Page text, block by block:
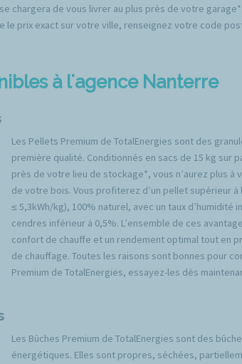
chargera de vous livrer au plus près de votre
le prix exact sur votre ville, renseignez votre code
à l'agence Nanterre
Les Pellets Premium de TotalEnergies sont des
première qualité. Conditionnés en sacs de 15 kg sur
près de votre lieu de stockage*, vous n’aurez plus à
de votre bois. Vous profiterez d’un pellet supérieur à
≤ 5,3kWh/kg), 100% naturel, avec un taux d’humidité
cendres inférieur à 0,5%. L’ensemble de ces
confort de chauffe et un rendement optimal tout en
de chauffage. Toutes les raisons sont bonnes pour
Premium de TotalEnergies, essayez-les dès
Les Bûches Premium de TotalEnergies sont des
énergétiques. Elles sont propres, séchées,